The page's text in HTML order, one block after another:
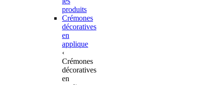
produits
Crémones
décoratives
en
applique
‹
Crémones
décoratives
en